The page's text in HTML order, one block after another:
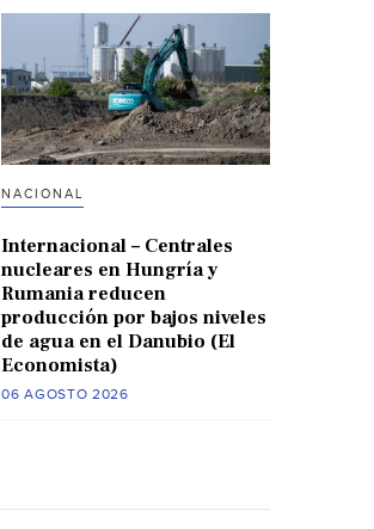
NACIONAL
Internacional – Centrales
nucleares en Hungría y
Rumania reducen
producción por bajos niveles
de agua en el Danubio (El
Economista)
06 AGOSTO 2026